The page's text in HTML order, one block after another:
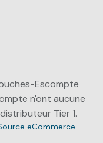
Escompte
n'ont aucune
Tier 1.
eCommerce